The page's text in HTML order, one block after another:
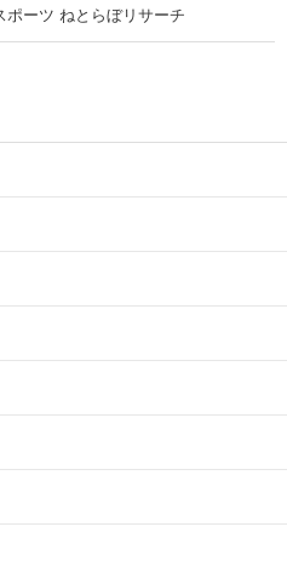
ポーツ ねとらぼリサーチ